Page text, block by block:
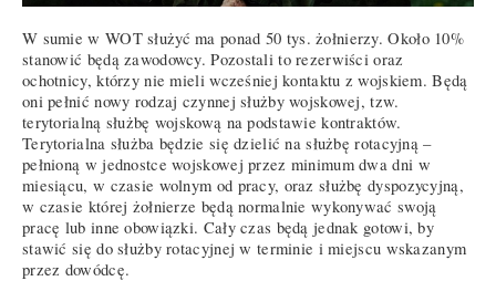
W sumie w WOT służyć ma ponad 50 tys. żołnierzy. Około 10%
stanowić będą zawodowcy. Pozostali to rezerwiści oraz
ochotnicy, którzy nie mieli wcześniej kontaktu z wojskiem. Będą
oni pełnić nowy rodzaj czynnej służby wojskowej, tzw.
terytorialną służbę wojskową na podstawie kontraktów.
Terytorialna służba będzie się dzielić na służbę rotacyjną –
pełnioną w jednostce wojskowej przez minimum dwa dni w
miesiącu, w czasie wolnym od pracy, oraz służbę dyspozycyjną,
w czasie której żołnierze będą normalnie wykonywać swoją
pracę lub inne obowiązki. Cały czas będą jednak gotowi, by
stawić się do służby rotacyjnej w terminie i miejscu wskazanym
przez dowódcę.